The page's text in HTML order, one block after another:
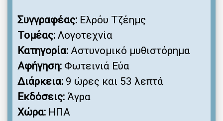
Συγγραφέας: Ελρόυ Τζέημς
Τομέας: Λογοτεχνία
Κατηγορία: Αστυνομικό μυθιστόρημα
Αφήγηση: Φωτεινιά Εύα
Διάρκεια: 9 ώρες και 53 λεπτά
Εκδόσεις: Άγρα
Χώρα: ΗΠΑ